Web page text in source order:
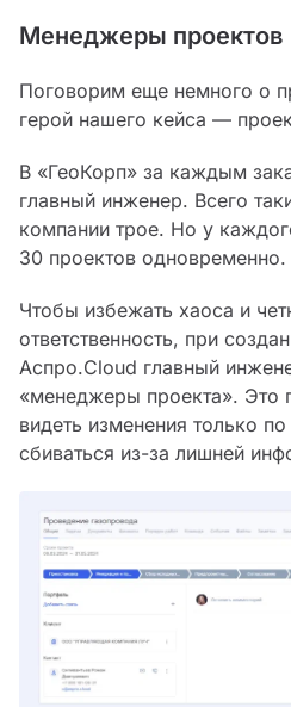
Менеджеры проектов
Поговорим еще немного о
герой нашего кейса —
В «ГеоКорп» за каждым
главный инженер. Всего
компании трое. Но у
30 проектов одновременно.
Чтобы избежать хаоса и
ответственность, при
Аспро.Cloud главный
«менеджеры проекта». Это
видеть изменения только
сбиваться из-за лишней